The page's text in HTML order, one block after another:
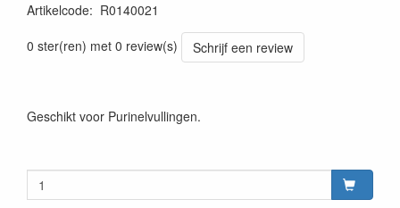
Artikelcode: R0140021
0 ster(ren) met 0 review(s)
Schrijf een review
Geschikt voor Purinelvullingen.